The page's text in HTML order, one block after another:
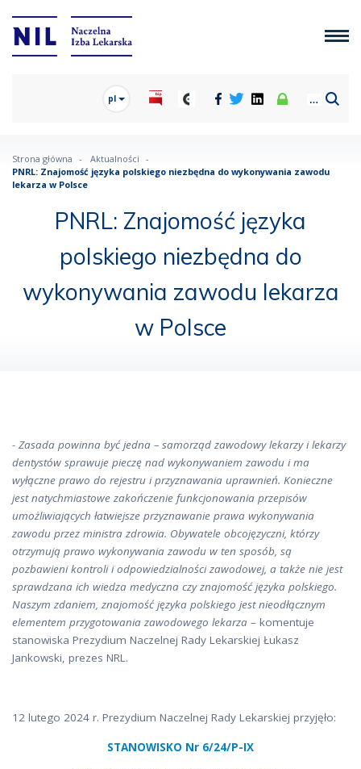
pl
Strona główna
Aktualności
PNRL: Znajomość języka polskiego niezbędna do wykonywania zawodu
lekarza w Polsce
PNRL: Znajomość języka
polskiego niezbędna do
wykonywania zawodu lekarza
w Polsce
- Zasada powinna być jedna – samorząd zawodowy lekarzy i lekarzy
dentystów sprawuje pieczę nad wykonywaniem zawodu i ma
wyłączne prawo do rejestru i przyznawania uprawnień. Konieczne
jest natychmiastowe zakończenie funkcjonowania przepisów
umożliwiających łatwiejsze przyznawanie prawa wykonywania
zawodu przez ministra zdrowia. Obywatele obcojęzyczni, którzy
otrzymują prawo wykonywania zawodu w ten sposób, są
pozbawieni kontroli i odpowiedzialności zawodowej, a także nie jest
sprawdzana ich wiedza medyczna czy znajomość języka polskiego.
Naszym zdaniem, znajomość języka polskiego jest nieodłącznym
elementem przygotowania zawodowego lekarza – komentuje
stanowiska Prezydium Naczelnej Rady Lekarskiej Łukasz
Jankowski, prezes NRL.
12 lutego 2024 r. Prezydium Naczelnej Rady Lekarskiej przyjęło:
STANOWISKO Nr 6/24/P-IX